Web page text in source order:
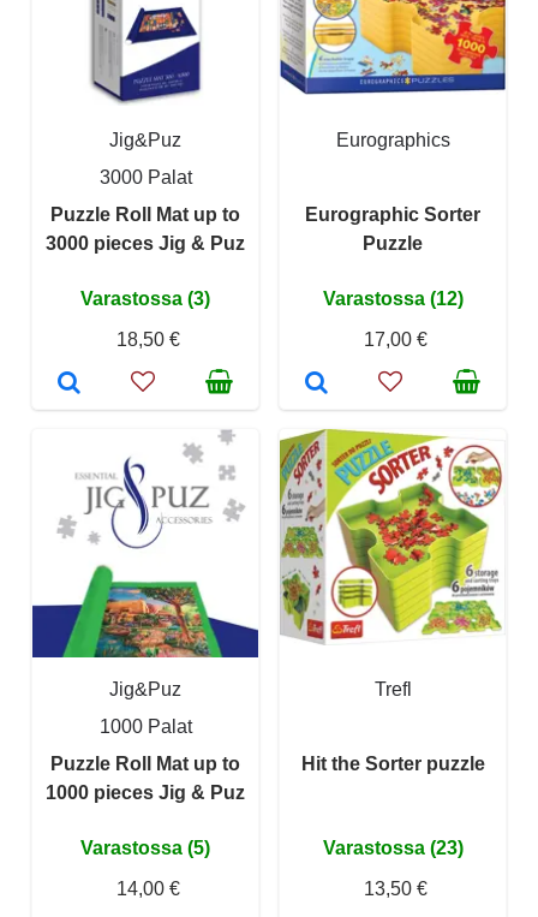
Jig&Puz
3000 Palat
Puzzle Roll Mat up to
3000 pieces Jig & Puz
Varastossa (3)
18,50 €
Eurographics
Eurographic Sorter
Puzzle
Varastossa (12)
17,00 €
Jig&Puz
1000 Palat
Puzzle Roll Mat up to
1000 pieces Jig & Puz
Varastossa (5)
14,00 €
Trefl
Hit the Sorter puzzle
Varastossa (23)
13,50 €